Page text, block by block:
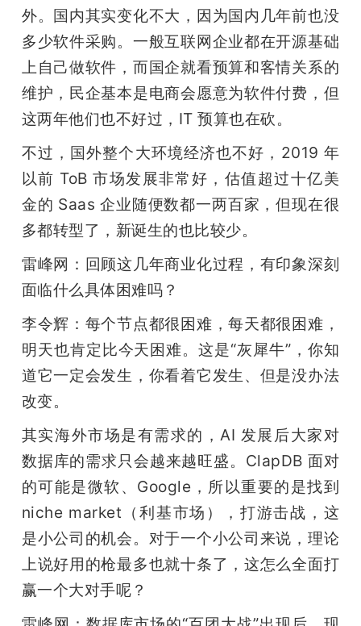
外。国内其实变化不大，因为国内几年前也没
多少软件采购。一般互联网企业都在开源基础
上自己做软件，而国企就看预算和客情关系的
维护，民企基本是电商会愿意为软件付费，但
这两年他们也不好过，IT 预算也在砍。
不过，国外整个大环境经济也不好，2019 年
以前 ToB 市场发展非常好，估值超过十亿美
金的 Saas 企业随便数都一两百家，但现在很
多都转型了，新诞生的也比较少。
雷峰网：回顾这几年商业化过程，有印象深刻
面临什么具体困难吗？
李令辉：每个节点都很困难，每天都很困难，
明天也肯定比今天困难。这是“灰犀牛”，你知
道它一定会发生，你看着它发生、但是没办法
改变。
其实海外市场是有需求的，AI 发展后大家对
数据库的需求只会越来越旺盛。ClapDB 面对
的可能是微软、Google，所以重要的是找到
niche market（利基市场），打游击战，这
是小公司的机会。对于一个小公司来说，理论
上说好用的枪最多也就十条了，这怎么全面打
赢一个大对手呢？